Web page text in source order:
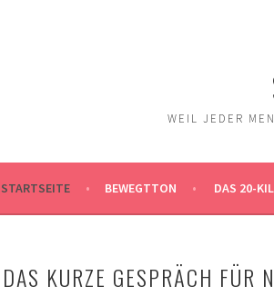
WEIL JEDER
STARTSEITE BEWEGTTON DAS 20-
DAS KURZE GESPRÄCH